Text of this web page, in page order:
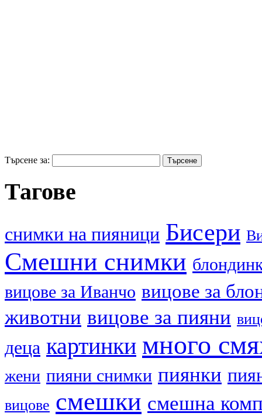
Търсене за:
Тагове
cнимки на пияници Бисери
Смешни снимки
вицове за Иванчо вицове за
животни вицове за пияни
деца картинки много
жени пияни снимки пиянки
вицове смешки смешна